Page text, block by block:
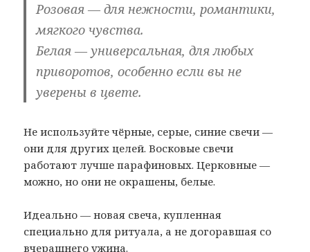
Розовая — для нежности, романтики,
мягкого чувства.
Белая — универсальная, для любых
приворотов, особенно если вы не
уверены в цвете.
Не используйте чёрные, серые, синие свечи —
они для других целей. Восковые свечи
работают лучше парафиновых. Церковные —
можно, но они не окрашены, белые.
Идеально — новая свеча, купленная
специально для ритуала, а не догоравшая со
вчерашнего ужина.